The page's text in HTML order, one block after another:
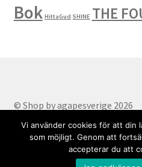
Bok HittaGud SHINE THE
© Shop by agapesverige 2026
Part of AgapeSverige.
Vi använder cookies för att din
som möjligt. Genom att
accepterar du att